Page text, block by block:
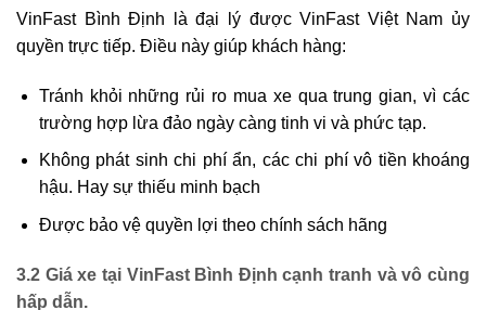
VinFast Bình Định là đại lý được VinFast Việt Nam ủy
quyền trực tiếp. Điều này giúp khách hàng:
Tránh khỏi những rủi ro mua xe qua trung gian, vì các
trường hợp lừa đảo ngày càng tinh vi và phức tạp.
Không phát sinh chi phí ẩn, các chi phí vô tiền khoáng
hậu. Hay sự thiếu minh bạch
Được bảo vệ quyền lợi theo chính sách hãng
3.2 Giá xe tại VinFast Bình Định cạnh tranh và vô cùng
hấp dẫn.